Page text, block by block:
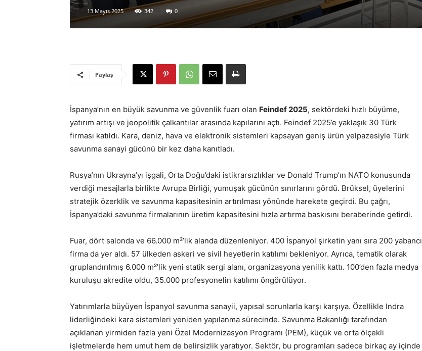
13 Mayıs 2025 342 0
Paylaş
İspanya’nın en büyük savunma ve güvenlik fuarı olan Feindef 2025, sektördeki hızlı büyüme,
yatırım artışı ve jeopolitik çalkantılar arasında kapılarını açtı. Feindef 2025’e yaklaşık 30 Türk
firması katıldı. Kara, deniz, hava ve elektronik sistemleri kapsayan geniş ürün yelpazesiyle Türk
savunma sanayi gücünü bir kez daha kanıtladı.
Rusya’nın Ukrayna’yı işgali, Orta Doğu’daki istikrarsızlıklar ve Donald Trump’ın NATO konusunda
verdiği mesajlarla birlikte Avrupa Birliği, yumuşak gücünün sınırlarını gördü. Brüksel, üyelerini
stratejik özerklik ve savunma kapasitesinin artırılması yönünde harekete geçirdi. Bu çağrı,
İspanya’daki savunma firmalarının üretim kapasitesini hızla artırma baskısını beraberinde getirdi.
Fuar, dört salonda ve 66.000 m²’lik alanda düzenleniyor. 400 İspanyol şirketin yanı sıra 200 yabancı
firma da yer aldı. 57 ülkeden askeri ve sivil heyetlerin katılımı bekleniyor. Ayrıca, tematik olarak
gruplandırılmış 6.000 m²’lik yeni statik sergi alanı, organizasyona yenilik kattı. 100’den fazla medya
kuruluşu akredite oldu, 35.000 profesyonelin katılımı öngörülüyor.
Yatırımlarla büyüyen İspanyol savunma sanayii, yapısal sorunlarla karşı karşıya. Özellikle Indra
liderliğindeki kara sistemleri yeniden yapılanma sürecinde. Savunma Bakanlığı tarafından
açıklanan yirmiden fazla yeni Özel Modernizasyon Programı (PEM), küçük ve orta ölçekli
işletmelerde hem umut hem de belirsizlik yaratıyor. Sektör, bu programları sadece birkaç ay içinde